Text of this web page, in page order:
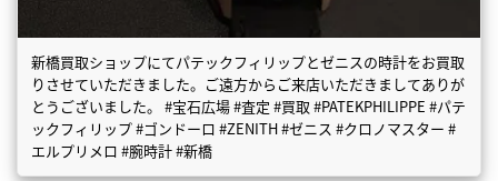
新橋買取ショップにてパテックフィリップとゼニスの時計をお買取
りさせていただきました。ご遠方からご来店いただきましてありが
とうございました。 #宝石広場 #査定 #買取 #PATEKPHILIPPE #パテ
ックフィリップ #ゴンドーロ #ZENITH #ゼニス #クロノマスター #
エルプリメロ #腕時計 #新橋